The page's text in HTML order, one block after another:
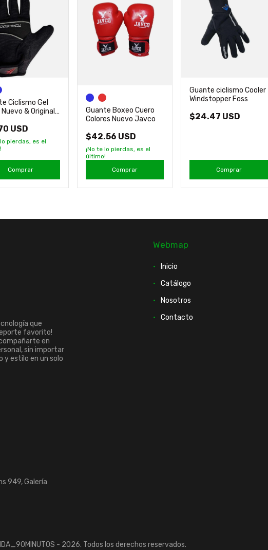
Ciclismo Gel
Nuevo & Original
USD
lo pierdas, es el
Comprar
Guante Boxeo Cuero
Colores Nuevo Javco
$42.56 USD
¡No te lo pierdas, es el
último!
Comprar
Guante ciclismo Cooler
Windstopper Foss
$24.47 USD
Comprar
que
favorito!
en
sin importar
y estilo en un solo
949, Galería
Webmap
Inicio
Catálogo
Nosotros
Contacto
- 2026. Todos los derechos reservados.